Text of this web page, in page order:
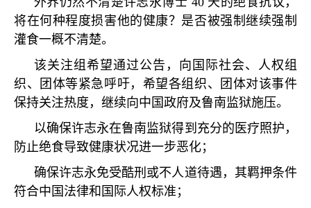
将在何种程度损害他的健康？是否被强制继续强制
灌食一概不清楚。
该关注组希望通过公告，向国际社会、人权组
织、团体等紧急呼吁，希望各组织、团体对该事件
保持关注热度，继续向中国政府及鲁南监狱施压。
以确保许志永在鲁南监狱得到充分的医疗照护，
防止绝食导致健康状况进一步恶化；
确保许志永免受酷刑或不人道待遇，其羁押条件
符合中国法律和国际人权标准；